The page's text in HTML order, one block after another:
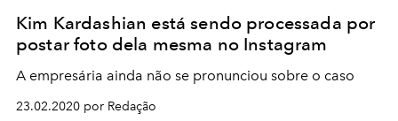
Kim Kardashian está sendo processada por
postar foto dela mesma no Instagram
A empresária ainda não se pronunciou sobre o caso
23.02.2020 por Redação